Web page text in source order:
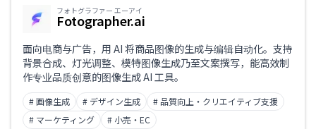
フォトグラファー エーアイ
Fotographer.ai
面向电商与广告，用 AI 将商品图像的生成与编辑自动化。支持
背景合成、灯光调整、模特图像生成乃至文案撰写，能高效制
作专业品质创意的图像生成 AI 工具。
# 画像生成 # デザイン生成
# 品質向上・クリエイティブ支援
# マーケティング
# 小売・EC